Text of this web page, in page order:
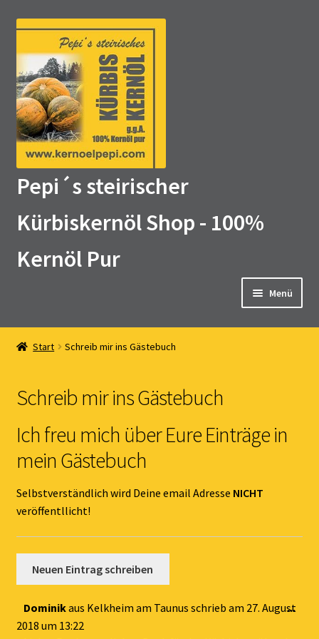
Zur
Navigation
springen
Zum
springen
Pepi´s steirischer
Kürbiskernöl Shop - 100%
Kernöl Pur
Menü
Home
Kernöl Pepi
Übers Kernöl
Kontakt
Gästebuch
Start Schreib mir ins Gästebuch
Schreib mir ins Gästebuch
Ich freu mich über Eure Einträge in
mein Gästebuch
Selbstverständlich wird Deine email Adresse NICHT
veröffentllicht!
Dominikaus Kelkheim am Taunus schrieb am 27. August
2018 um 13:22
...